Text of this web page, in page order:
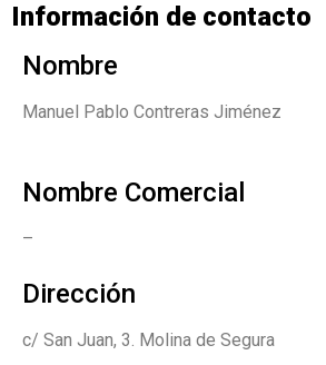
Información de contacto
Nombre
Manuel Pablo Contreras Jiménez
Nombre Comercial
–
Dirección
c/ San Juan, 3. Molina de Segura